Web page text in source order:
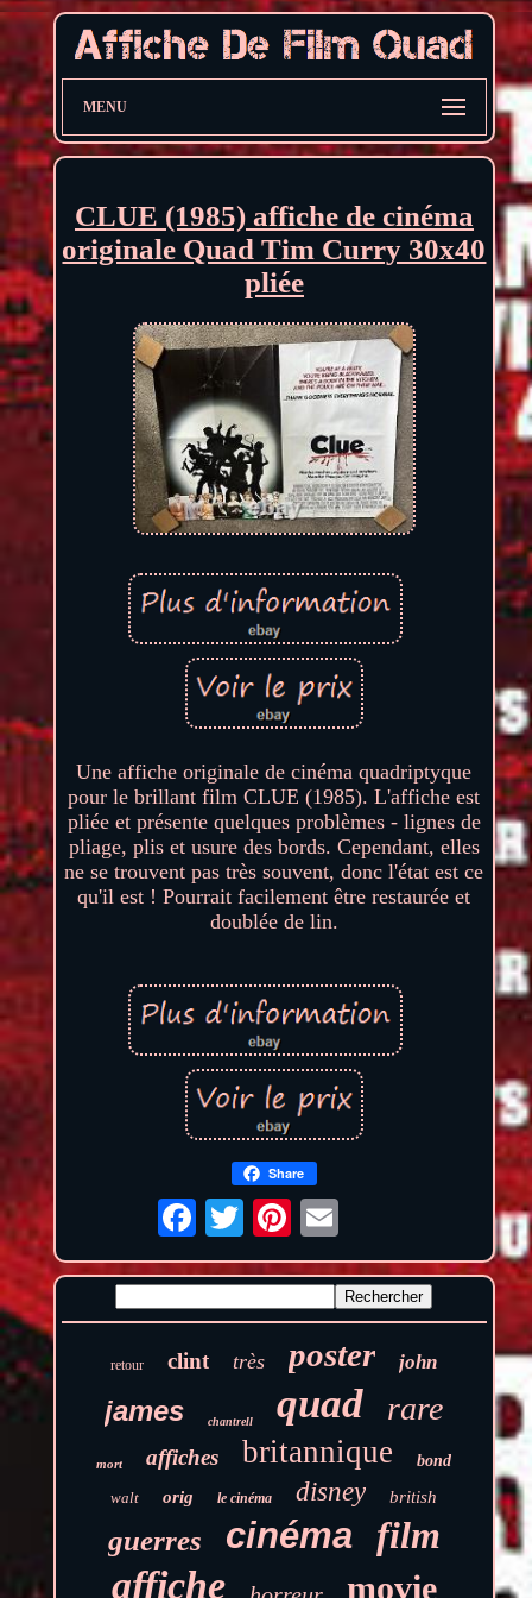
MENU
CLUE (1985) affiche de cinéma
originale Quad Tim Curry 30x40
pliée
Une affiche originale de cinéma quadriptyque
pour le brillant film CLUE (1985). L'affiche est
pliée et présente quelques problèmes - lignes de
pliage, plis et usure des bords. Cependant, elles
ne se trouvent pas très souvent, donc l'état est ce
qu'il est ! Pourrait facilement être restaurée et
doublée de lin.
Share
retour clint très poster john
james chantrell quad rare
mort affiches britannique bond
walt orig le cinéma disney british
guerres cinéma film
affiche movie